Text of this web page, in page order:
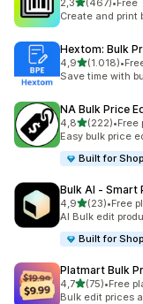
2,3 (467)
toplam 467•Free
Create and print
Hextom: Bulk
4,95 yıldız
(1.018)
toplam 1018 •
Save time with
NA Bulk Price
4,85 yıldız
(222)
toplam 222•Free
Easy bulk price
Built for
Bulk AI ‑
4,95 yıldız
(23)
toplam 23•Free
AI Bulk edit
Built for
Platmart Bulk
4,75 yıldız
(75)
toplam 75•Free
Bulk edit prices